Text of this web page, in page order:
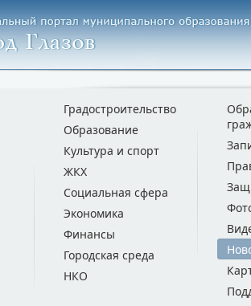
Градостроительство
Образование
Культура и спорт
ЖКХ
Социальная сфера
Экономика
Финансы
Городская среда
НКО